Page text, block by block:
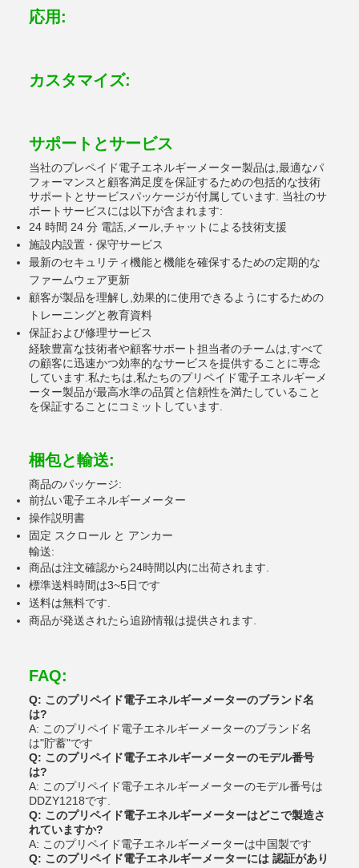
応用:
カスタマイズ:
サポートとサービス
当社のプレペイド電子エネルギーメーター製品は,最適なパ
フォーマンスと顧客満足度を保証するための包括的な技術
サポートとサービスパッケージが付属しています. 当社のサ
ポートサービスには以下が含まれます:
24 時間 24 分 電話,メール,チャットによる技術支援
施設内設置・保守サービス
最新のセキュリティ機能と機能を確保するための定期的な
ファームウェア更新
顧客が製品を理解し,効果的に使用できるようにするための
トレーニングと教育資料
保証および修理サービス
経験豊富な技術者や顧客サポート担当者のチームは,すべて
の顧客に迅速かつ効率的なサービスを提供することに専念
しています.私たちは,私たちのプリペイド電子エネルギーメ
ーター製品が最高水準の品質と信頼性を満たしていること
を保証することにコミットしています.
梱包と輸送:
商品のパッケージ:
前払い電子エネルギーメーター
操作説明書
固定 スクロール と アンカー
輸送:
商品は注文確認から24時間以内に出荷されます.
標準送料時間は3~5日です
送料は無料です.
商品が発送されたら追跡情報は提供されます.
FAQ:
Q: このプリペイド電子エネルギーメーターのブランド名
は?
A: このプリペイド電子エネルギーメーターのブランド名
は"貯蓄"です
Q: このプリペイド電子エネルギーメーターのモデル番号
は?
A: このプリペイド電子エネルギーメーターのモデル番号は
DDZY1218です.
Q: このプリペイド電子エネルギーメーターはどこで製造さ
れていますか?
A: このプリペイド電子エネルギーメーターは中国製です
Q: このプリペイド電子エネルギーメーターには 認証があり